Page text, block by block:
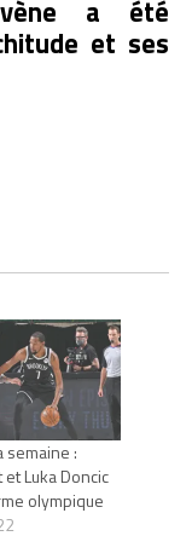
a été
et ses
semaine :
Luka Doncic
olympique